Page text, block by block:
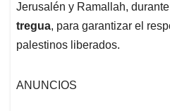
Jerusalén y Ramallah,
tregua, para garantizar el
palestinos liberados.
ANUNCIOS